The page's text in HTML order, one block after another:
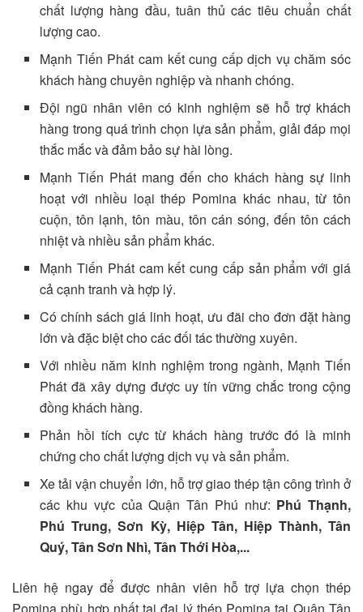
chất lượng hàng đầu, tuân thủ các tiêu chuẩn chất
lượng cao.
Mạnh Tiến Phát cam kết cung cấp dịch vụ chăm sóc
khách hàng chuyên nghiệp và nhanh chóng.
Đội ngũ nhân viên có kinh nghiệm sẽ hỗ trợ khách
hàng trong quá trình chọn lựa sản phẩm, giải đáp mọi
thắc mắc và đảm bảo sự hài lòng.
Mạnh Tiến Phát mang đến cho khách hàng sự linh
hoạt với nhiều loại thép Pomina khác nhau, từ tôn
cuộn, tôn lạnh, tôn màu, tôn cán sóng, đến tôn cách
nhiệt và nhiều sản phẩm khác.
Mạnh Tiến Phát cam kết cung cấp sản phẩm với giá
cả cạnh tranh và hợp lý.
Có chính sách giá linh hoạt, ưu đãi cho đơn đặt hàng
lớn và đặc biệt cho các đối tác thường xuyên.
Với nhiều năm kinh nghiệm trong ngành, Mạnh Tiến
Phát đã xây dựng được uy tín vững chắc trong cộng
đồng khách hàng.
Phản hồi tích cực từ khách hàng trước đó là minh
chứng cho chất lượng dịch vụ và sản phẩm.
Xe tải vận chuyển lớn, hỗ trợ giao thép tận công trình ở
các khu vực của Quận Tân Phú như: Phú Thạnh,
Phú Trung, Sơn Kỳ, Hiệp Tân, Hiệp Thành, Tân
Quý, Tân Sơn Nhì, Tân Thới Hòa,...
Liên hệ ngay để được nhân viên hỗ trợ lựa chọn thép